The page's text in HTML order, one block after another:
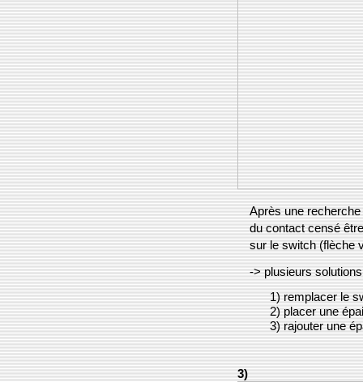
Après une
du contact censé
sur le switch (flèche
-> plusieurs
1) remplacer le
2) placer une
3) rajouter une
3)